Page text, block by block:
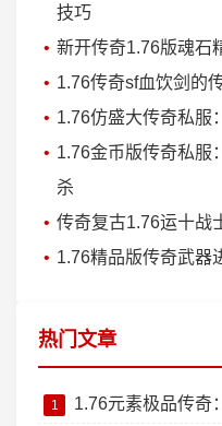
技巧
新开传奇1.76版魂石
1.76传奇sf血饮剑的
1.76仿盛大传奇私服
1.76金币版传奇私服
杀
传奇复古1.76运十战
1.76精品版传奇武器
热门文章
1 1.76元素极品传奇